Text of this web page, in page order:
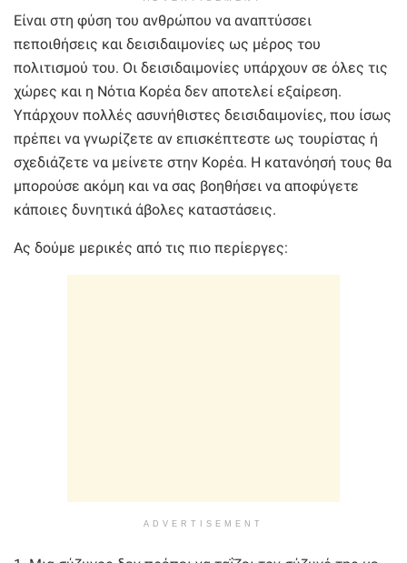
Είναι στη φύση του ανθρώπου να αναπτύσσει
πεποιθήσεις και δεισιδαιμονίες ως μέρος του
πολιτισμού του. Οι δεισιδαιμονίες υπάρχουν σε όλες τις
χώρες και η Νότια Κορέα δεν αποτελεί εξαίρεση.
Υπάρχουν πολλές ασυνήθιστες δεισιδαιμονίες, που ίσως
πρέπει να γνωρίζετε αν επισκέπτεστε ως τουρίστας ή
σχεδιάζετε να μείνετε στην Κορέα. Η κατανόησή τους θα
μπορούσε ακόμη και να σας βοηθήσει να αποφύγετε
κάποιες δυνητικά άβολες καταστάσεις.
Ας δούμε μερικές από τις πιο περίεργες:
ADVERTISEMENT